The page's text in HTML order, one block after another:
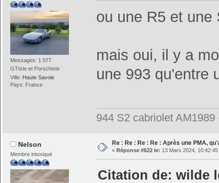
Messages: 1 077
GTIste et Porschiste
Ville: Haute Savoie
Pays: France
ou une R5 et
mais oui, il y a
une 993 qu'entre
944 S2 cabriolet
Nelson
Membre intoxiqué
Re : Re : Re : Re : Après une PMA,
« Réponse #622 le: 13 Mars 2024, 10:42:45
Citation de: wilde